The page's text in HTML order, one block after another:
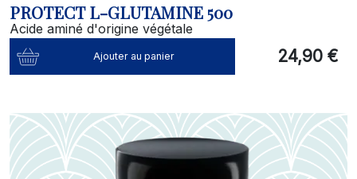
PROTECT L-GLUTAMINE 500
Acide aminé d'origine végétale
Ajouter au panier 24,90 €